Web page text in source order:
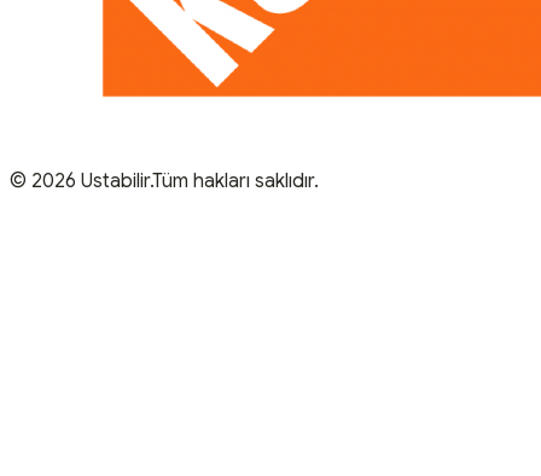
© 2026 Ustabilir.Tüm hakları saklıdır.